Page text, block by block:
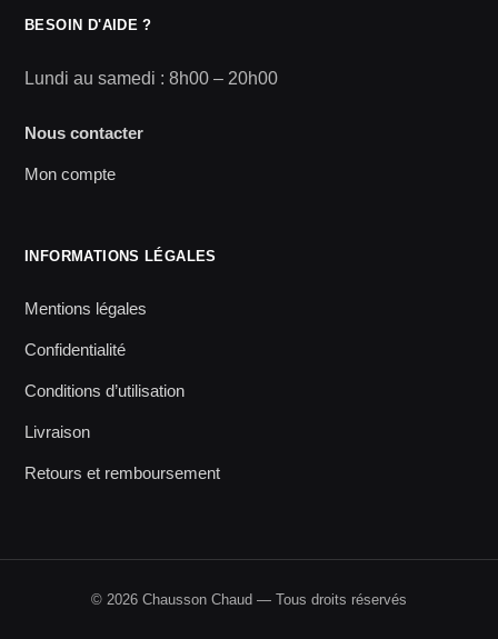
BESOIN D'AIDE ?
Lundi au samedi : 8h00 – 20h00
Nous contacter
Mon compte
INFORMATIONS LÉGALES
Mentions légales
Confidentialité
Conditions d’utilisation
Livraison
Retours et remboursement
© 2026 Chausson Chaud — Tous droits réservés